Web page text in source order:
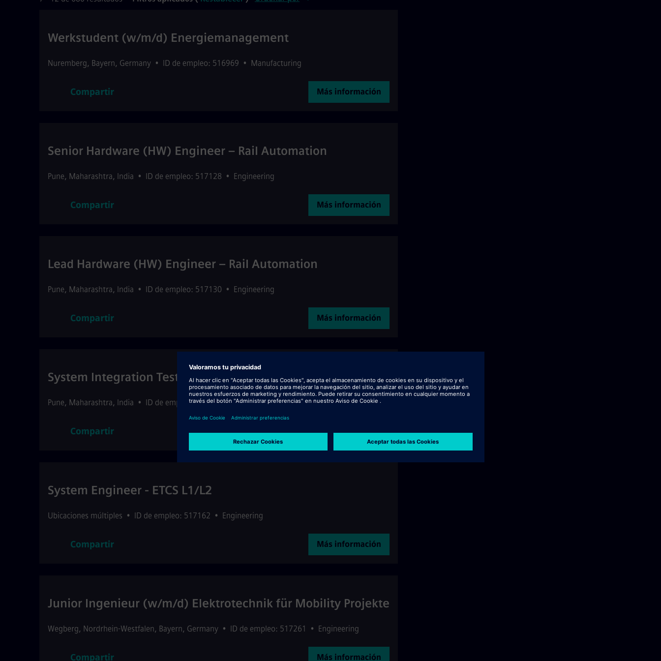
Werkstudent (w/m/d) Energiemanagement
Nuremberg, Bayern, Germany • ID de empleo: 516969 • Manufacturing
Compartir Más información
Senior Hardware (HW) Engineer – Rail Automation
Pune, Maharashtra, India • ID de empleo: 517128 • Engineering
Compartir Más información
Lead Hardware (HW) Engineer – Rail Automation
Pune, Maharashtra, India • ID de empleo: 517130 • Engineering
Compartir Más información
System Integration Test Engineer - Railway Infrastructure
Pune, Maharashtra, India • ID de empleo: 517132 • Engineering
Compartir Más información
System Engineer - ETCS L1/L2
Ubicaciones múltiples • ID de empleo: 517162 • Engineering
Compartir Más información
Junior Ingenieur (w/m/d) Elektrotechnik für Mobility Projekte
Wegberg, Nordrhein-Westfalen, Bayern, Germany • ID de empleo: 517261 • Engineering
Compartir Más información